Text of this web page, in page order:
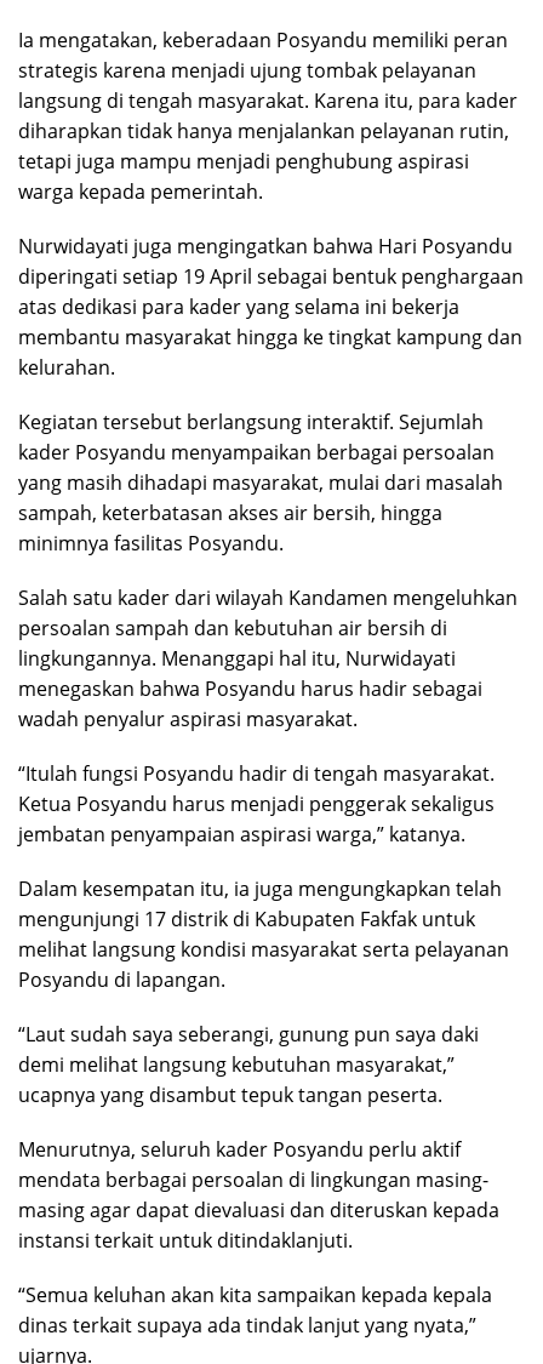
Ia mengatakan, keberadaan Posyandu memiliki peran
strategis karena menjadi ujung tombak pelayanan
langsung di tengah masyarakat. Karena itu, para kader
diharapkan tidak hanya menjalankan pelayanan rutin,
tetapi juga mampu menjadi penghubung aspirasi
warga kepada pemerintah.
Nurwidayati juga mengingatkan bahwa Hari Posyandu
diperingati setiap 19 April sebagai bentuk penghargaan
atas dedikasi para kader yang selama ini bekerja
membantu masyarakat hingga ke tingkat kampung dan
kelurahan.
Kegiatan tersebut berlangsung interaktif. Sejumlah
kader Posyandu menyampaikan berbagai persoalan
yang masih dihadapi masyarakat, mulai dari masalah
sampah, keterbatasan akses air bersih, hingga
minimnya fasilitas Posyandu.
Salah satu kader dari wilayah Kandamen mengeluhkan
persoalan sampah dan kebutuhan air bersih di
lingkungannya. Menanggapi hal itu, Nurwidayati
menegaskan bahwa Posyandu harus hadir sebagai
wadah penyalur aspirasi masyarakat.
“Itulah fungsi Posyandu hadir di tengah masyarakat.
Ketua Posyandu harus menjadi penggerak sekaligus
jembatan penyampaian aspirasi warga,” katanya.
Dalam kesempatan itu, ia juga mengungkapkan telah
mengunjungi 17 distrik di Kabupaten Fakfak untuk
melihat langsung kondisi masyarakat serta pelayanan
Posyandu di lapangan.
“Laut sudah saya seberangi, gunung pun saya daki
demi melihat langsung kebutuhan masyarakat,”
ucapnya yang disambut tepuk tangan peserta.
Menurutnya, seluruh kader Posyandu perlu aktif
mendata berbagai persoalan di lingkungan masing-
masing agar dapat dievaluasi dan diteruskan kepada
instansi terkait untuk ditindaklanjuti.
“Semua keluhan akan kita sampaikan kepada kepala
dinas terkait supaya ada tindak lanjut yang nyata,”
ujarnya.